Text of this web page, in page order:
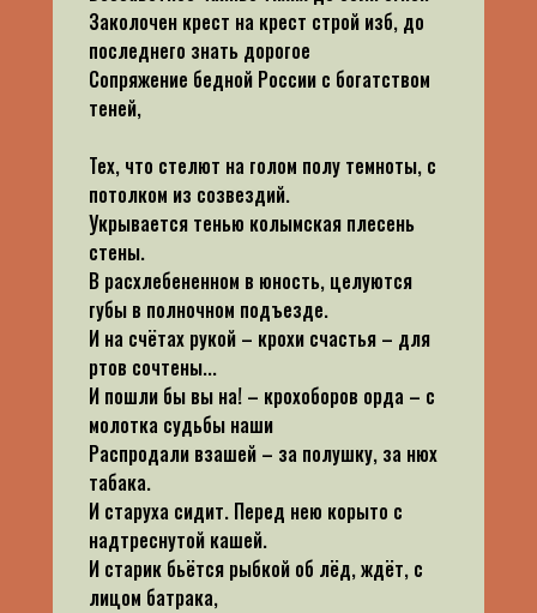
Заколочен крест на крест строй изб, до
последнего знать дорогое
Сопряжение бедной России с богатством
теней,
Тех, что стелют на голом полу темноты, с
потолком из созвездий.
Укрывается тенью колымская плесень
стены.
В расхлебененном в юность, целуются
губы в полночном подъезде.
И на счётах рукой – крохи счастья – для
ртов сочтены...
И пошли бы вы на! – крохоборов орда – с
молотка судьбы наши
Распродали взашей – за полушку, за нюх
табака.
И старуха сидит. Перед нею корыто с
надтреснутой кашей.
И старик бьётся рыбкой об лёд, ждёт, с
лицом батрака,